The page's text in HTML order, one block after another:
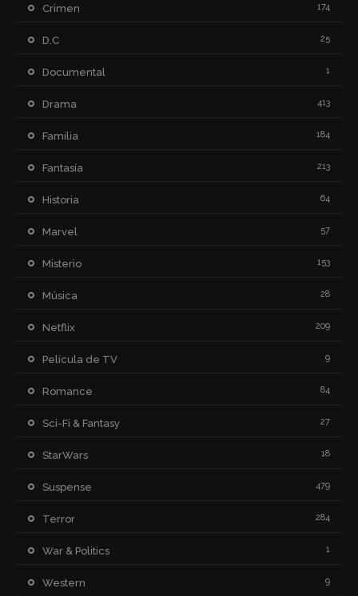
Crimen 174
D.C 25
Documental 1
Drama 413
Familia 184
Fantasía 213
Historia 64
Marvel 57
Misterio 153
Música 28
Netflix 209
Película de TV 9
Romance 84
Sci-Fi & Fantasy 27
StarWars 18
Suspense 479
Terror 284
War & Politics 1
Western 9